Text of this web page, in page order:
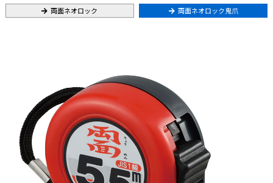
両面ネオロック 両面ネオロック鬼爪